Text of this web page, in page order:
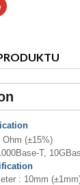
(±15%)
T,
: 10mm